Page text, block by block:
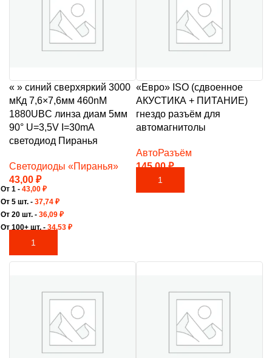
« » синий сверхяркий 3000
мКд 7,6×7,6мм 460nM
1880UBC линза диам 5мм
90° U=3,5V I=30mA
светодиод Пиранья
Светодиоды «Пиранья»
43,00 ₽
В КОРЗИНУ
От 1 - 43,00 ₽
От 5 шт. - 37,74 ₽
От 20 шт. - 36,09 ₽
От 100+ шт. - 34,53 ₽
«Евро» ISO (сдвоенное
АКУСТИКА + ПИТАНИЕ)
гнездо разъём для
автомагнитолы
АвтоРазъём
145,00₽
В КОРЗИНУ